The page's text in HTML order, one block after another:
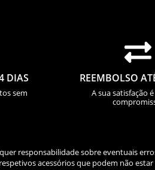
DIAS
sem

REEMBOLSO
A sua satisfação
responsabilidade sobre eventuais
acessórios que podem não